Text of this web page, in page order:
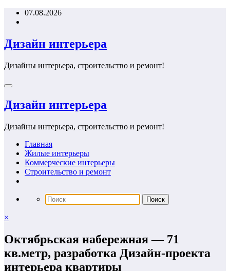
Перейти07.08.2026
Дизайн интерьера
Дизайны интерьера, строительство и ремонт!
Дизайн интерьера
Дизайны интерьера, строительство и ремонт!
Главная
Жилые интерьеры
Коммерческие интерьеры
Строительство и ремонт
×
Октябрьская набережная — 71
кв.метр, разработка Дизайн-проекта
интерьера квартиры